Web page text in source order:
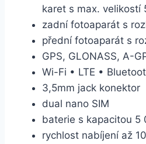
karet s max. velikostí
zadní fotoaparát s
přední fotoaparát s
GPS, GLONASS, A-
Wi-Fi • LTE •
3,5mm jack konektor
dual nano SIM
baterie s kapacitou 5
rychlost nabíjení až